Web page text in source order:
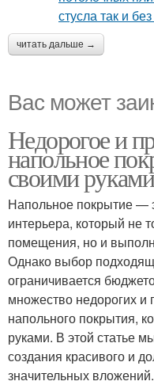
читать дальше →
Вас может
Недорогое и
напольное
своими руками
Напольное покрытие —
интерьера, который не
помещения, но и
Однако выбор
ограничивается
множество недорогих и
напольного покрытия,
руками. В этой статье
создания красивого и
значительных вложений.